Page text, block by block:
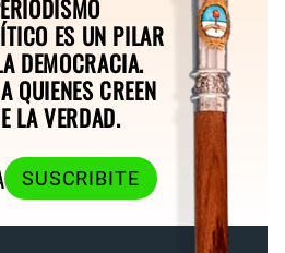
ES UN PILAR
DEMOCRACIA.
QUIENES CREEN
LA VERDAD.
SUSCRIBITE